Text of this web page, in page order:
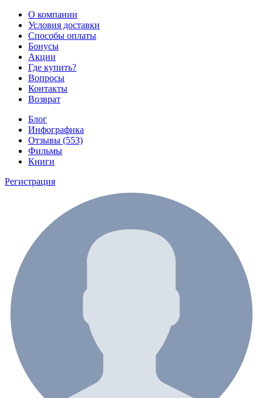
О компании
Условия доставки
Способы оплаты
Бонусы
Акции
Где купить?
Вопросы
Контакты
Возврат
Блог
Инфографика
Отзывы (553)
Фильмы
Книги
Регистрация